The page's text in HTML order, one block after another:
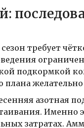
требует
подкормкой
плана
азотная
затратах.